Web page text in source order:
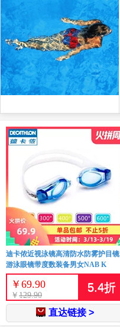
迪卡侬近视泳镜高清防水防雾护目镜
游泳眼镜带度数装备男女NAB K
￥ 69.90
￥ 129.90
5.4折
直达链接 >